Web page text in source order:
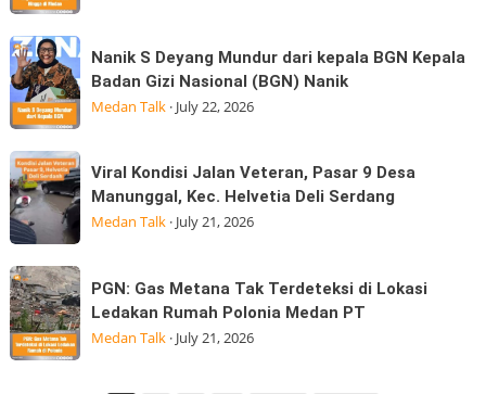
Kepemimpinan
Strategis
di
Guncang
Gayo
Lues
Aceh
Terasa
di
Medan
Gempa
Nanik
S
Deyang
Mundur
dari
kepala
BGN
Kepala
Gizi
Nasional
(BGN) Nanik
Nanik S Deyang Mundur dari kepala BGN Kepala
Badan Gizi Nasional (BGN) Nanik
Medan Talk· July 22, 2026
Viral
Kondisi
Jalan
Veteran,
Pasar
9
Desa
Manunggal,
Viral Kondisi Jalan Veteran, Pasar 9 Desa
Manunggal, Kec. Helvetia Deli Serdang
Medan Talk· July 21, 2026
PGN:
Gas
Metana
Tak
PGN: Gas Metana Tak Terdeteksi di Lokasi
Ledakan Rumah Polonia Medan PT
Medan Talk· July 21, 2026